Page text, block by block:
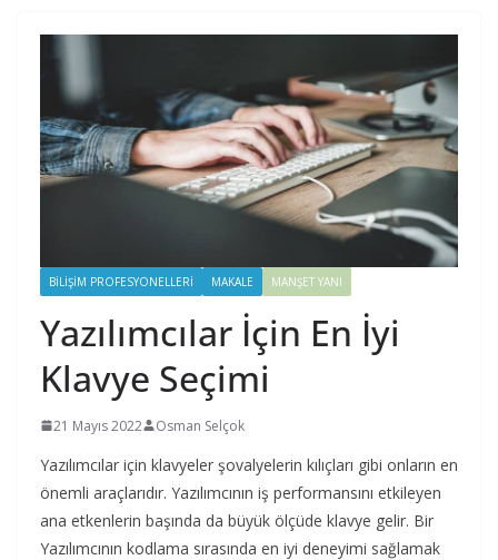
BILIŞIM PROFESYONELLERI MAKALE MANŞET YANI
Yazılımcılar İçin En İyi
Klavye Seçimi
21 Mayıs 2022 Osman Selçok
Yazılımcılar için klavyeler şovalyelerin kılıçları gibi onların en
önemli araçlarıdır. Yazılımcının iş performansını etkileyen
ana etkenlerin başında da büyük ölçüde klavye gelir. Bir
Yazılımcının kodlama sırasında en iyi deneyimi sağlamak